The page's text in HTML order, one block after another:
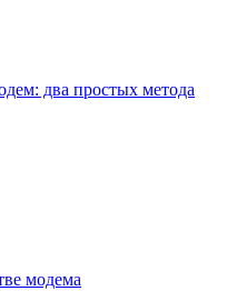
два простых метода
модема